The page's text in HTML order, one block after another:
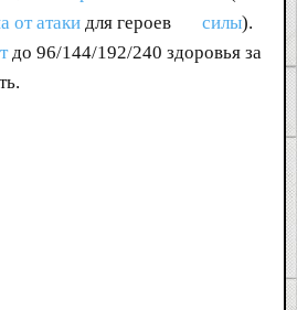
от атаки для героев силы).
до 96/144/192/240 здоровья за